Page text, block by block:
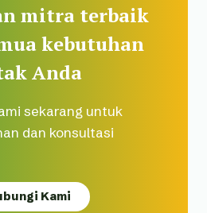
mitra terbaik
kebutuhan
Anda
sekarang untuk
dan konsultasi
Kami